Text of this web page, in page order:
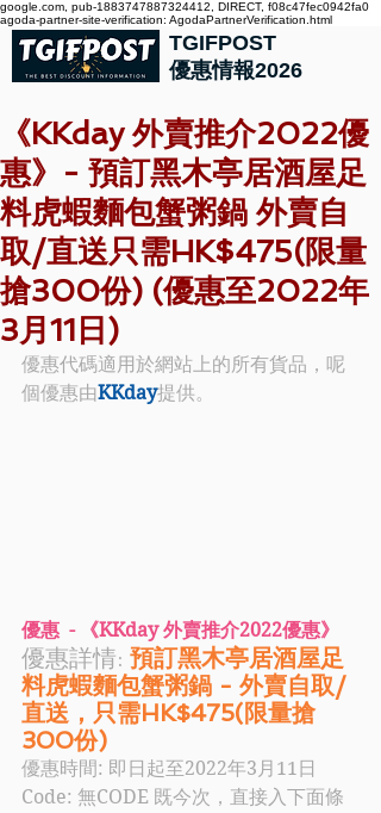
google.com, pub-1883747887324412, DIRECT, f08c47fec0942fa0
agoda-partner-site-verification: AgodaPartnerVerification.html
TGIFPOST
優惠情報2026
《KKday 外賣推介2022優
惠》- 預訂黑木亭居酒屋足
料虎蝦麵包蟹粥鍋 外賣自
取/直送只需HK$475(限量
搶300份) (優惠至2022年
3月11日)
優惠代碼適用於網站上的所有貨品，呢
個優惠由KKday提供。
優惠  - 《KKday 外賣推介2022優惠》
優惠詳情: 預訂黑木亭居酒屋足
料虎蝦麵包蟹粥鍋 - 外賣自取/
直送，只需HK$475(限量搶
300份)
優惠時間: 即日起至2022年3月11日
Code: 無CODE 既今次，直接入下面條